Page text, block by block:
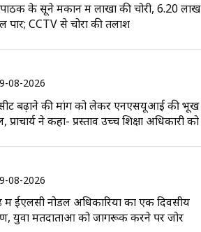
पाठक के सूने मकान में लाखों की चोरी, 6.20 लाख
पार; CCTV से चोरों की तलाश
08-2026
बढ़ाने की मांग को लेकर एनएसयूआई की भूख
प्राचार्य ने कहा- प्रस्ताव उच्च शिक्षा अधिकारी को
08-2026
में ईएलसी नोडल अधिकारियों का एक दिवसीय
युवा मतदाताओं को जागरूक करने पर जोर